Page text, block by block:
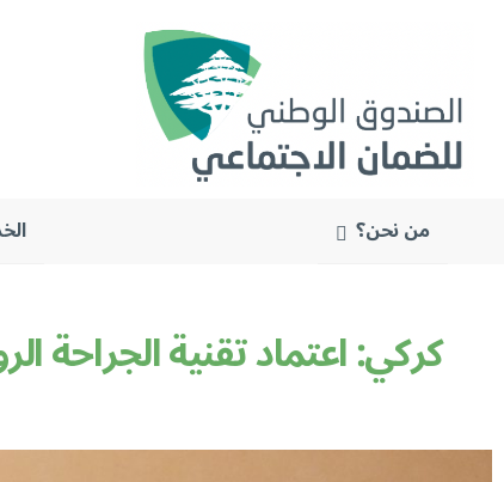
من نحن؟
كركي: اعتماد تقنية الجراحة